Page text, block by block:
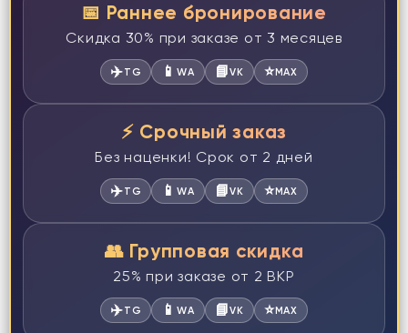
📅 Раннее бронирование
Скидка 30% при заказе от 3 месяцев
✈️TG 📱WA 📘VK ⭐MAX
⚡ Срочный заказ
Без наценки! Срок от 2 дней
✈️TG 📱WA 📘VK ⭐MAX
👥 Групповая скидка
25% при заказе от 2 ВКР
✈️TG 📱WA 📘VK ⭐MAX